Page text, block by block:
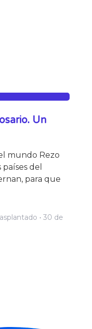
Un
mundo Rezo
del
para que
30 de